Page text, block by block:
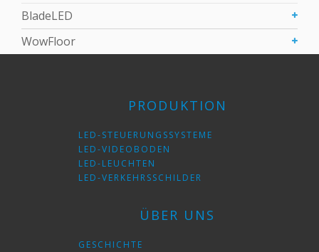
BladeLED
WowFloor
PRODUKTION
LED-STEUERUNGSSYSTEME
LED-VIDEOBODEN
LED-LEUCHTEN
LED-VERKEHRSSCHILDER
ÜBER UNS
GESCHICHTE